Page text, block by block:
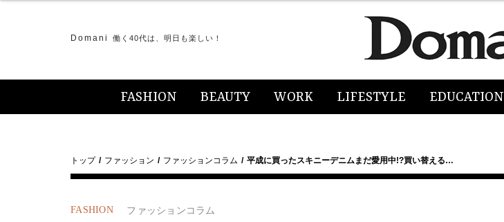
Domani 働く40代は、明日も楽しい！
FASHION BEAUTY WORK LIFESTYLE EDUCATION
トップ ファッション ファッションコラム 平成に買ったスキニーデニムまだ愛用中!?買い替える…
FASHION ファッションコラム